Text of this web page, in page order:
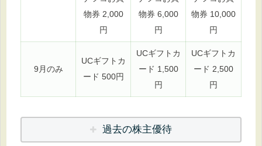
物券 2,000
円
物券 6,000
円
物券 10,000
円
9月のみ
UCギフトカ
ード 500円
UCギフトカ
ード 1,500
円
UCギフトカ
ード 2,500
円
過去の株主優待